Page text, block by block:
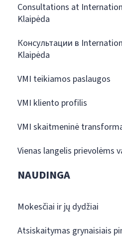
Consultations at
Klaipėda
Консультации в
Klaipėda
VMI teikiamos paslaugos
VMI kliento profilis
VMI skaitmeninė
Vienas langelis prievolėms
NAUDINGA
Mokesčiai ir jų dydžiai
Atsiskaitymas grynaisiais